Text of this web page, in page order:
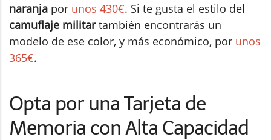
naranja por unos 430€. Si te gusta el estilo del
camuflaje militartambién encontrarás un
modelo de ese color, y más económico, por unos
365€.
Opta por una Tarjeta de
Memoria con Alta Capacidad